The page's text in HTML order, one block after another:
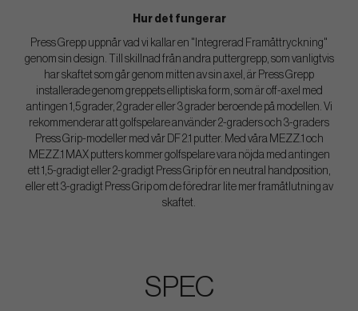
Hur det fungerar
Press Grepp uppnår vad vi kallar en "Integrerad Framåttryckning"
genom sin design. Till skillnad från andra puttergrepp, som vanligtvis
har skaftet som går genom mitten av sin axel, är Press Grepp
installerade genom greppets elliptiska form, som är off-axel med
antingen 1,5 grader, 2 grader eller 3 grader beroende på modellen. Vi
rekommenderar att golfspelare använder 2-graders och 3-graders
Press Grip-modeller med vår DF 2.1 putter. Med våra MEZZ.1 och
MEZZ.1 MAX putters kommer golfspelare vara nöjda med antingen
ett 1,5-gradigt eller 2-gradigt Press Grip för en neutral handposition,
eller ett 3-gradigt Press Grip om de föredrar lite mer framåtlutning av
skaftet.
SPEC